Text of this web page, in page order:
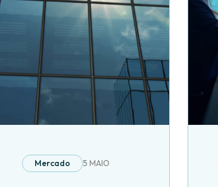
Mercado 5 MAIO